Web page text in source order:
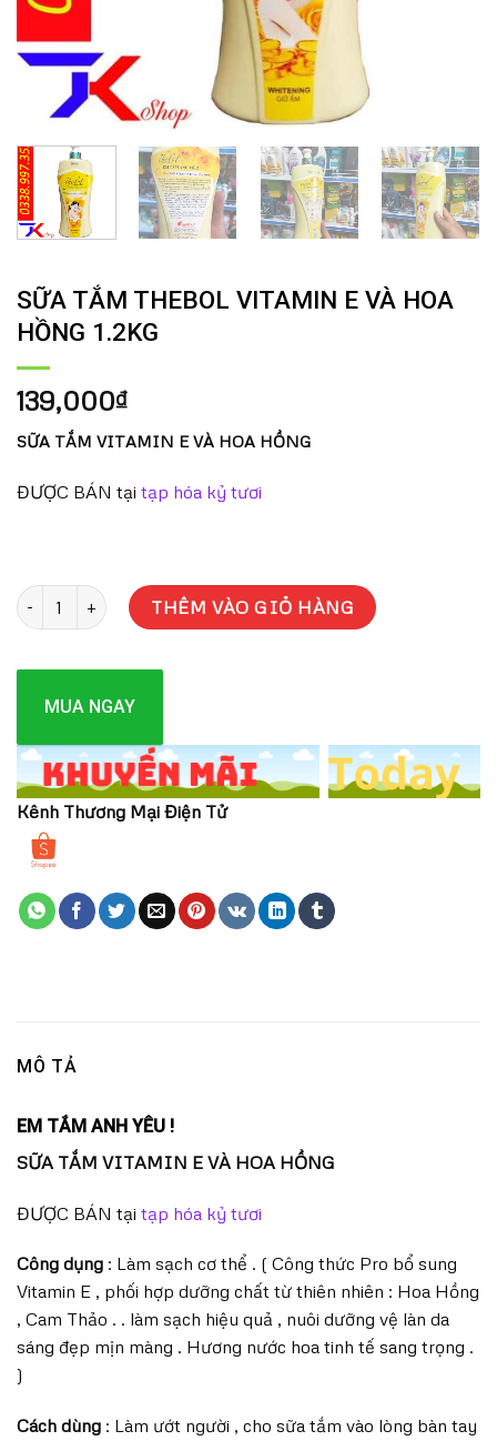
SỮA TẮM THEBOL VITAMIN E VÀ HOA
HỒNG 1.2KG
139,000₫
SỮA TẮM VITAMIN E VÀ HOA HỒNG
ĐƯỢC BÁN tại tạp hóa kỷ tươi
SỮA TẮM THEBOL VITAMIN E VÀ HOA HỒNG 1.2KG số lượng
THÊM VÀO GIỎ HÀNG
MUA NGAY
Kênh Thương Mại Điện Tử
MÔ TẢ
EM TẮM ANH YÊU !
SỮA TẮM VITAMIN E VÀ HOA HỒNG
ĐƯỢC BÁN tại tạp hóa kỷ tươi
Công dụng : Làm sạch cơ thể . ( Công thức Pro bổ sung
Vitamin E , phối hợp dưỡng chất từ thiên nhiên : Hoa Hồng
, Cam Thảo . . làm sạch hiệu quả , nuôi dưỡng vệ làn da
sáng đẹp mịn màng . Hương nước hoa tinh tế sang trọng .
)
Cách dùng : Làm ướt người , cho sữa tắm vào lòng bàn tay